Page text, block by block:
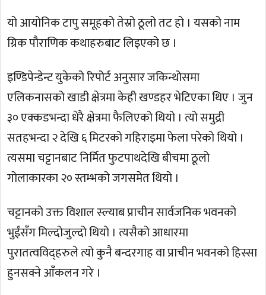
यो आयोनिक टापु समूहको तेस्रो ठूलो तट हो । यसको नाम
ग्रिक पौराणिक कथाहरुबाट लिइएको छ ।
इण्डिपेन्डेन्ट युकेको रिपोर्ट अनुसार जकिन्थोसमा
एलिकनासको खाडी क्षेत्रमा केही खण्डहर भेटिएका थिए । जुन
३० एक्कडभन्दा धेरै क्षेत्रमा फैलिएको थियो । त्यो समुद्री
सतहभन्दा २ देखि ६ मिटरको गहिराइमा फेला परेको थियो ।
त्यसमा चट्टानबाट निर्मित फुटपाथदेखि बीचमा ठूलो
गोलाकारका २० स्तम्भको जगसमेत थियो ।
चट्टानको उक्त विशाल स्ल्याब प्राचीन सार्वजनिक भवनको
भुईंसँग मिल्दोजुल्दो थियो । त्यसैको आधारमा
पुरातत्वविद्हरुले त्यो कुनै बन्दरगाह वा प्राचीन भवनको हिस्सा
हुनसक्ने आँकलन गरे ।